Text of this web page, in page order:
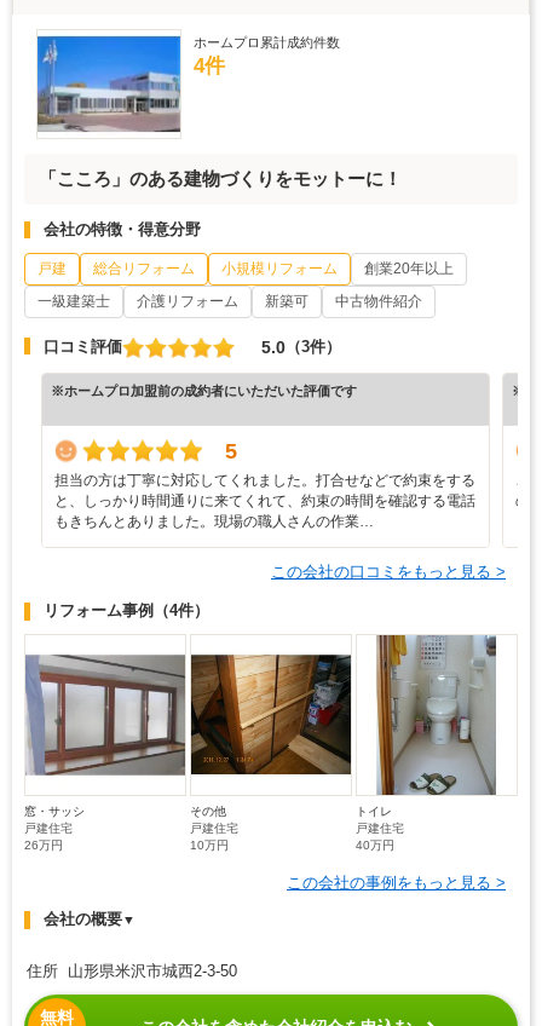
ホームプロ累計成約件数
4件
「こころ」のある建物づくりをモットーに！
会社の特徴・得意分野
戸建 総合リフォーム 小規模リフォーム
創業20年以上
一級建築士
介護リフォーム 新築可 中古物件紹介
口コミ評価 5.0 （3件）
※ホームプロ加盟前の成約者にいただいた評価です
5
担当の方は丁寧に対応してくれました。打合せなどで約束をする
と、しっかり時間通りに来てくれて、約束の時間を確認する電話
もきちんとありました。現場の職人さんの作業…
※ホ
こ
の
この会社の口コミをもっと見る >
リフォーム事例 （4件）
窓・サッシ
戸建住宅
26万円
その他
戸建住宅
10万円
トイレ
戸建住宅
40万円
この会社の事例をもっと見る >
会社の概要▼
住所 山形県米沢市城西2-3-50
無料